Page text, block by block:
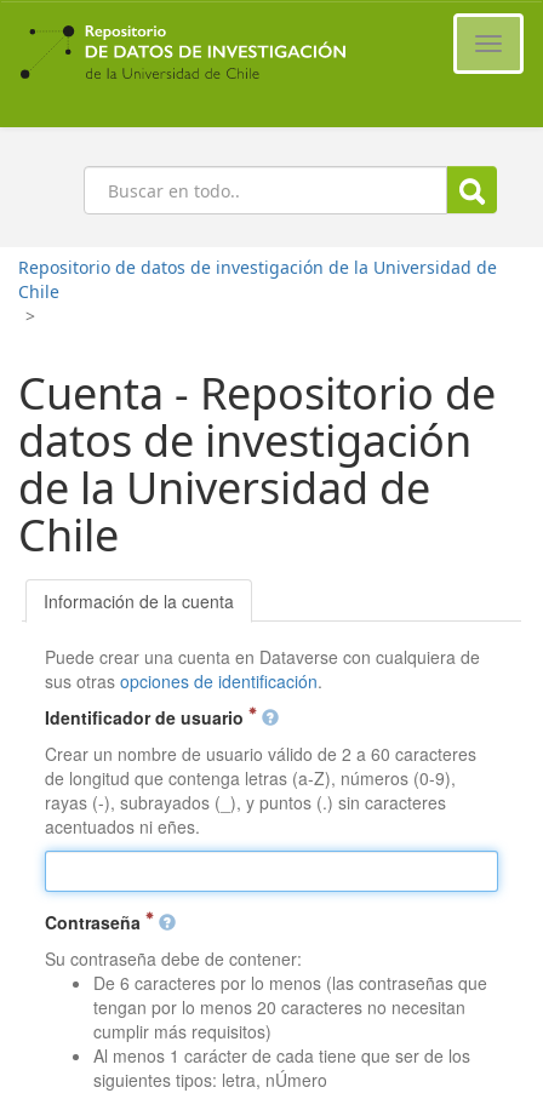
Ir
contenido
principal
Buscar
Repositorio de datos de investigación de la Universidad de
Chile
>
Cuenta - Repositorio de
datos de investigación
de la Universidad de
Chile
Información de la cuenta
Puede crear una cuenta en Dataverse con cualquiera de
sus otrasopciones de identificación.
Identificador de usuario
Crear un nombre de usuario válido de 2 a 60 caracteres
de longitud que contenga letras (a-Z), números (0-9),
rayas (-), subrayados (_), y puntos (.) sin caracteres
acentuados ni eñes.
Contraseña
Su contraseña debe de contener:
De 6 caracteres por lo menos (las contraseñas que
tengan por lo menos 20 caracteres no necesitan
cumplir más requisitos)
Al menos 1 carácter de cada tiene que ser de los
siguientes tipos: letra, nÚmero